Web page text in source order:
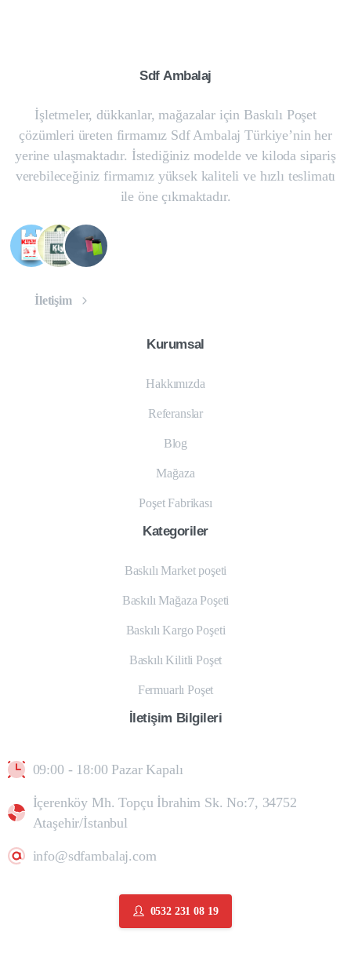
Sdf Ambalaj
İşletmeler, dükkanlar, mağazalar için Baskılı Poşet
çözümleri üreten firmamız Sdf Ambalaj Türkiye’nin her
yerine ulaşmaktadır. İstediğiniz modelde ve kiloda sipariş
verebileceğiniz firmamız yüksek kaliteli ve hızlı teslimatı
ile öne çıkmaktadır.
İletişim
Kurumsal
Hakkımızda
Referanslar
Blog
Mağaza
Poşet Fabrikası
Kategoriler
Baskılı Market poşeti
Baskılı Mağaza Poşeti
Baskılı Kargo Poşeti
Baskılı Kilitli Poşet
Fermuarlı Poşet
İletişim Bilgileri
09:00 - 18:00 Pazar Kapalı
İçerenköy Mh. Topçu İbrahim Sk. No:7, 34752
Ataşehir/İstanbul
info@sdfambalaj.com
0532 231 08 19